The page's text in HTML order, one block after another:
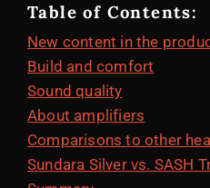
Table of Contents:
New content in the
Build and comfort
Sound quality
About amplifiers
Comparisons to other
Sundara Silver vs. SASH